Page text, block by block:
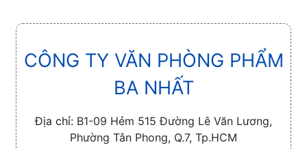
CÔNG TY VĂN PHÒNG PHẨM
BA NHẤT
Địa chỉ: B1-09 Hẻm 515 Đường Lê Văn Lương,
Phường Tân Phong, Q.7, Tp.HCM